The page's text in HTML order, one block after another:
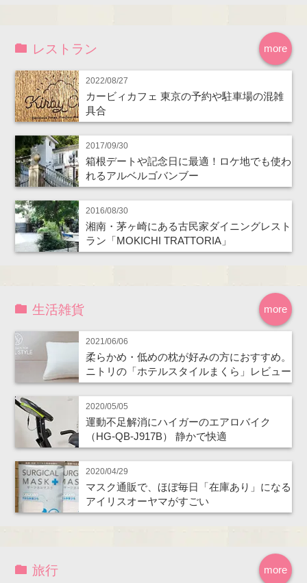
more
レストラン
2022/08/27
カービィカフェ 東京の予約や駐車場の混雑
具合
2017/09/30
箱根デートや記念日に最適！ロケ地でも使わ
れるアルベルゴバンブー
2016/08/30
湘南・茅ヶ崎にある古民家ダイニングレスト
ラン「MOKICHI TRATTORIA」
more
生活雑貨
2021/06/06
柔らかめ・低めの枕が好みの方におすすめ。
ニトリの「ホテルスタイルまくら」レビュー
2020/05/05
運動不足解消にハイガーのエアロバイク
（HG-QB-J917B） 静かで快適
2020/04/29
マスク通販で、ほぼ毎日「在庫あり」になる
アイリスオーヤマがすごい
more
旅行